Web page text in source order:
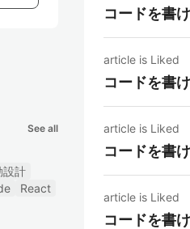
See all
設計
React
コードを書
article is Liked
コードを書
article is Liked
コードを書
article is Liked
コードを書